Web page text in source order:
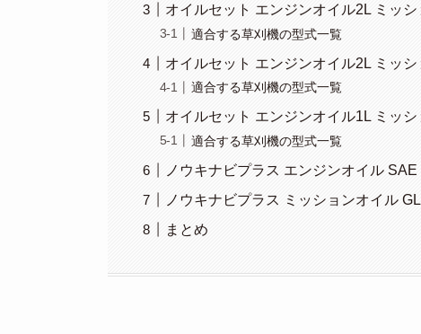
オイルセット エンジンオイル2L ミッ
適合する草刈機の型式一覧
オイルセット エンジンオイル2L ミッ
適合する草刈機の型式一覧
オイルセット エンジンオイル1L ミッ
適合する草刈機の型式一覧
ノウキナビプラス エンジンオイル
ノウキナビプラス ミッションオイル
まとめ